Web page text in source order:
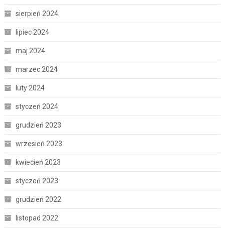
sierpień 2024
lipiec 2024
maj 2024
marzec 2024
luty 2024
styczeń 2024
grudzień 2023
wrzesień 2023
kwiecień 2023
styczeń 2023
grudzień 2022
listopad 2022